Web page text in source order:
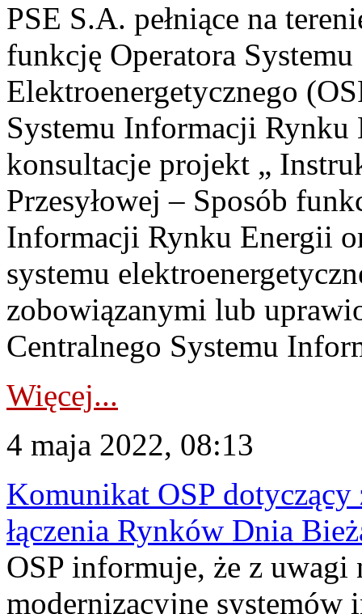
PSE S.A. pełniące na
funkcję Operatora Systemu
Elektroenergetycznego
Systemu Informacji
konsultacje projekt „
Przesyłowej – Sposób
Informacji Rynku Energii
systemu
zobowiązanymi lub
Centralnego Systemu
Więcej...
4 maja 2022, 08:13
Komunikat OSP dotyczący
łączenia Rynków Dnia
OSP informuje, że z uwagi
modernizacyjne